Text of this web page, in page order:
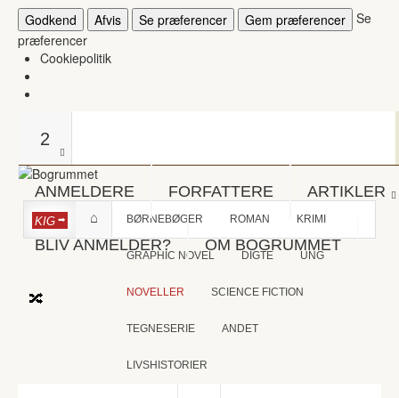
Godkend
Afvis Se præferencer Gem præferencer Se
præferencer
Cookiepolitik
2
ANMELDERE FORFATTERE ARTIKLER
BLIV ANMELDER? OM BOGRUMMET
KIG BØRNEBØGER ROMAN KRIMI
GRAPHIC NOVEL DIGTE UNG
NOVELLER SCIENCE FICTION
TEGNESERIE ANDET
LIVSHISTORIER